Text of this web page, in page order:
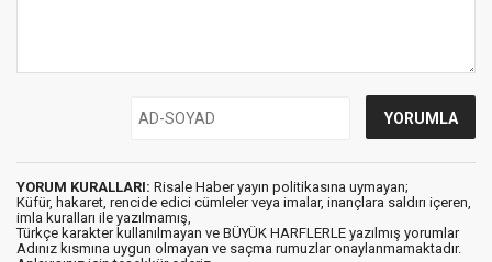
YORUM KURALLARI: Risale Haber yayın politikasına uymayan;
Küfür, hakaret, rencide edici cümleler veya imalar, inançlara saldırı içeren,
imla kuralları ile yazılmamış,
Türkçe karakter kullanılmayan ve BÜYÜK HARFLERLE yazılmış yorumlar
Adınız kısmına uygun olmayan ve saçma rumuzlar onaylanmamaktadır.